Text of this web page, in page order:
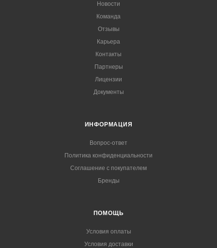
Новости
Команда
Отзывы
Карьера
Контакты
Партнеры
Лицензии
Документы
ИНФОРМАЦИЯ
Вопрос-ответ
Политика конфиденциальности
Соглашение с покупателем
Бренды
ПОМОЩЬ
Условия оплаты
Условия доставки